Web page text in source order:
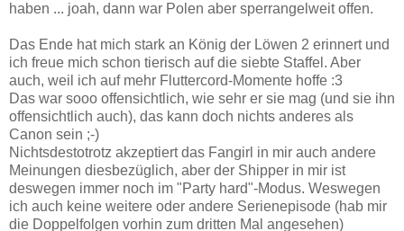
haben ... joah, dann war Polen aber sperrangelweit offen.
Das Ende hat mich stark an König der Löwen 2 erinnert und
ich freue mich schon tierisch auf die siebte Staffel. Aber
auch, weil ich auf mehr Fluttercord-Momente hoffe :3
Das war sooo offensichtlich, wie sehr er sie mag (und sie ihn
offensichtlich auch), das kann doch nichts anderes als
Canon sein ;-)
Nichtsdestotrotz akzeptiert das Fangirl in mir auch andere
Meinungen diesbezüglich, aber der Shipper in mir ist
deswegen immer noch im "Party hard"-Modus. Weswegen
ich auch keine weitere oder andere Serienepisode (hab mir
die Doppelfolgen vorhin zum dritten Mal angesehen)